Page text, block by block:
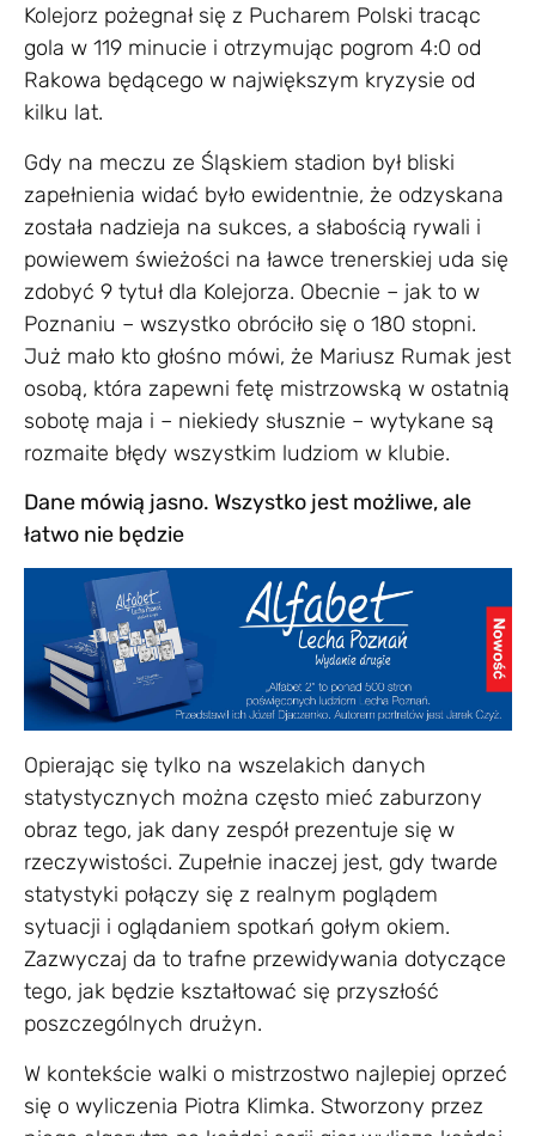
Kolejorz pożegnał się z Pucharem Polski tracąc
gola w 119 minucie i otrzymując pogrom 4:0 od
Rakowa będącego w największym kryzysie od
kilku lat.
Gdy na meczu ze Śląskiem stadion był bliski
zapełnienia widać było ewidentnie, że odzyskana
została nadzieja na sukces, a słabością rywali i
powiewem świeżości na ławce trenerskiej uda się
zdobyć 9 tytuł dla Kolejorza. Obecnie – jak to w
Poznaniu – wszystko obróciło się o 180 stopni.
Już mało kto głośno mówi, że Mariusz Rumak jest
osobą, która zapewni fetę mistrzowską w ostatnią
sobotę maja i – niekiedy słusznie – wytykane są
rozmaite błędy wszystkim ludziom w klubie.
Dane mówią jasno. Wszystko jest możliwe, ale
łatwo nie będzie
Opierając się tylko na wszelakich danych
statystycznych można często mieć zaburzony
obraz tego, jak dany zespół prezentuje się w
rzeczywistości. Zupełnie inaczej jest, gdy twarde
statystyki połączy się z realnym poglądem
sytuacji i oglądaniem spotkań gołym okiem.
Zazwyczaj da to trafne przewidywania dotyczące
tego, jak będzie kształtować się przyszłość
poszczególnych drużyn.
W kontekście walki o mistrzostwo najlepiej oprzeć
się o wyliczenia Piotra Klimka. Stworzony przez